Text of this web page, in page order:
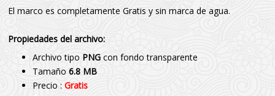
El marco es completamente Gratis y sin marca de agua.
Propiedades del archivo:
Archivo tipo PNG con fondo transparente
Tamaño6.8 MB
Precio :Gratis